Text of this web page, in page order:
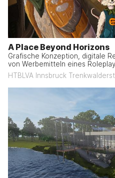
A Place Beyond Horizons
Grafische Konzeption, digitale
von Werbemitteln eines
HTBLVA Innsbruck